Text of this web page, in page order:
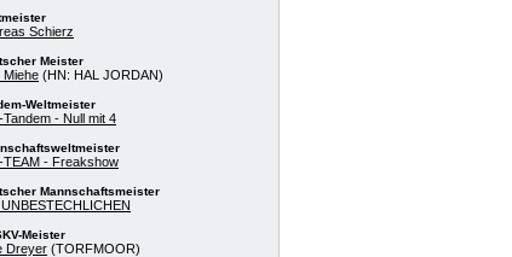
Schierz
Meister
Miehe (HN: HAL JORDAN)
Weltmeister
Tandem - Null mit 4
TEAM - Freakshow
Mannschaftsmeister
Meister
Dreyer (TORFMOOR)